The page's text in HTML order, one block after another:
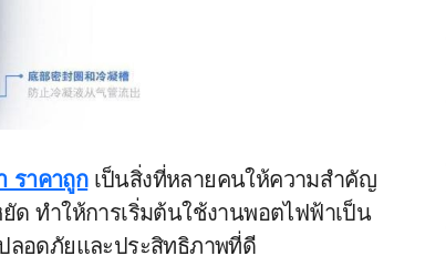
ราคาถูกเป็นสิ่งที่หลายคนให้ความสำคัญ
ทำให้การเริ่มต้นใช้งานพอตไฟฟ้าเป็น
ลอดภัยและประสิทธิภาพที่ดี